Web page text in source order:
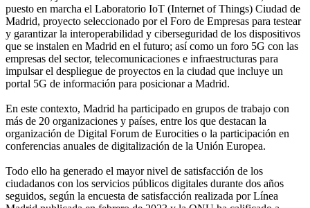
puesto en marcha el Laboratorio IoT (Internet of Things) Ciudad de
Madrid, proyecto seleccionado por el Foro de Empresas para testear
y garantizar la interoperabilidad y ciberseguridad de los dispositivos
que se instalen en Madrid en el futuro; así como un foro 5G con las
empresas del sector, telecomunicaciones e infraestructuras para
impulsar el despliegue de proyectos en la ciudad que incluye un
portal 5G de información para posicionar a Madrid.
En este contexto, Madrid ha participado en grupos de trabajo con
más de 20 organizaciones y países, entre los que destacan la
organización de Digital Forum de Eurocities o la participación en
conferencias anuales de digitalización de la Unión Europea.
Todo ello ha generado el mayor nivel de satisfacción de los
ciudadanos con los servicios públicos digitales durante dos años
seguidos, según la encuesta de satisfacción realizada por Línea